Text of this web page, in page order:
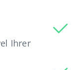
Ihrer